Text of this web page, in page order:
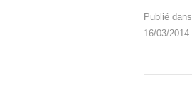
Publié dans
16/03/2014